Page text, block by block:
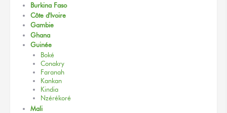
Burkina Faso
Côte d'Ivoire
Gambie
Ghana
Guinée
Boké
Conakry
Faranah
Kankan
Kindia
Nzérékoré
Mali